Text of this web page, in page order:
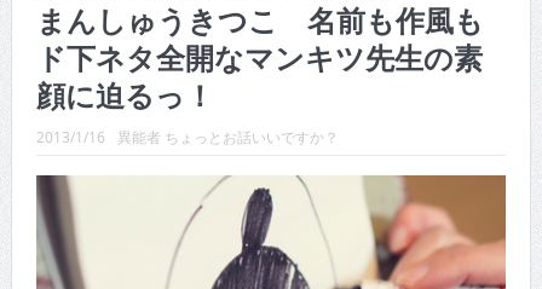
CINEMA×STYLE 288号
CINEMA×STYLE 287号
CINEMA×STYLE 294号
まんしゅうきつこ 名前も作風も
ド下ネタ全開なマンキツ先生の素
顔に迫るっ！
2013/1/16 異能者 ちょっとお話いいですか？